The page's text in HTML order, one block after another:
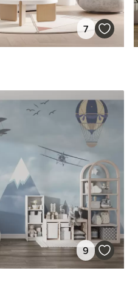
7
9